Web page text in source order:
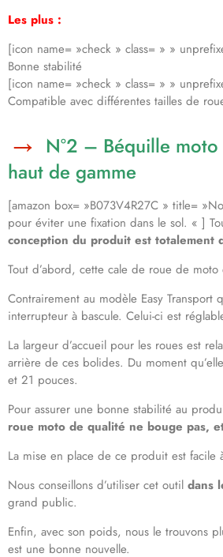
Les plus :
[icon name= »check » class= » »
Bonne stabilité
[icon name= »check » class= » »
Compatible avec différentes tailles de
N°2 – Béquille
haut de gamme
[amazon box= »B073V4R27C » title=
pour éviter une fixation dans le sol. « ]
conception du produit est totalement
Tout d’abord, cette cale de roue de
Contrairement au modèle Easy
interrupteur à bascule. Celui-ci est
La largeur d’accueil pour les roues est
arrière de ces bolides. Du moment
et 21 pouces.
Pour assurer une bonne stabilité au
roue moto de qualité ne bouge pas,
La mise en place de ce produit est facile
Nous conseillons d’utiliser cet outil dans
grand public.
Enfin, avec son poids, nous le trouvons
est une bonne nouvelle.